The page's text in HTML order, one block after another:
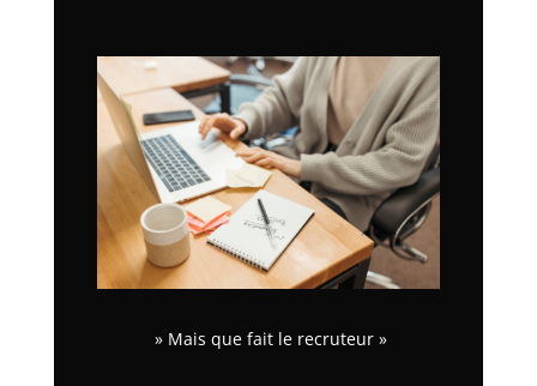
» Mais que fait le recruteur »